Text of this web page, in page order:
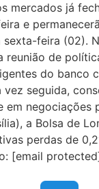
mercados já
e
feira (02).
de
do banco
seguida,
em
a Bolsa de
perdas de
[email